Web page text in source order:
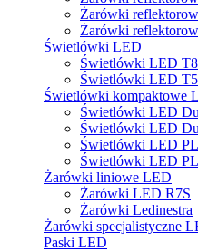
Żarówki
Żarówki
Świetlówki LED
Świetlówki LED
Świetlówki LED
Świetlówki kompaktowe
Świetlówki LED
Świetlówki LED
Świetlówki LED
Świetlówki LED
Żarówki liniowe LED
Żarówki LED R7S
Żarówki Ledinestra
Żarówki specjalistyczne
Paski LED